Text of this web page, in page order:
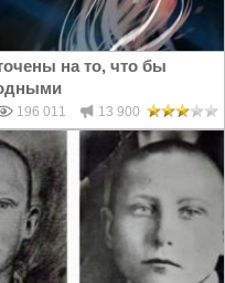
на то, что бы
196 011 13 900